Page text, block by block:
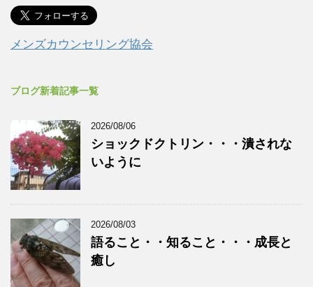
メンズカウンセリング協会
ブログ新着記事一覧
2026/08/06
ショックドクトリン・・・潰されな
いように
2026/08/03
語ること・・知ること・・・成長と
癒し